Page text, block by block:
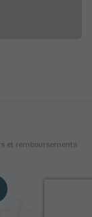
et remboursements